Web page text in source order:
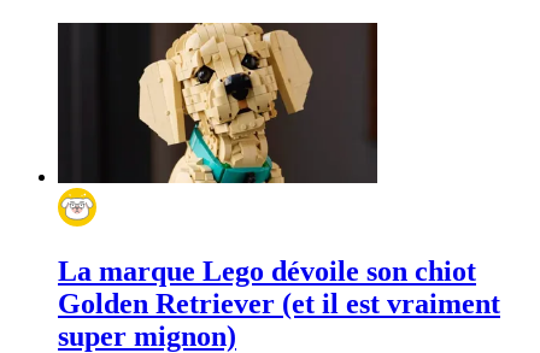
La marque Lego dévoile son chiot
Golden Retriever (et il est vraiment
super mignon)